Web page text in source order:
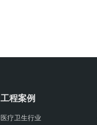
工程案例
医疗卫生行业